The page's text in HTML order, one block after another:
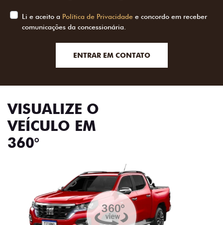
Li e aceito a Política de Privacidade e concordo em receber
comunicações da concessionária.
ENTRAR EM CONTATO
VISUALIZE O
VEÍCULO EM
360°